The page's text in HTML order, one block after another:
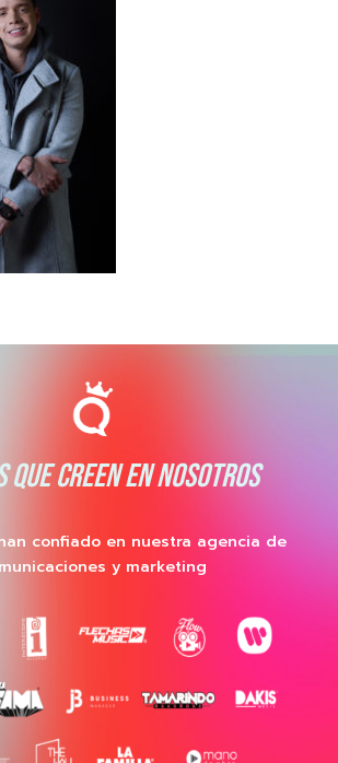
QUE CREEN EN NOSOTROS
confiado en nuestra agencia de
y marketing